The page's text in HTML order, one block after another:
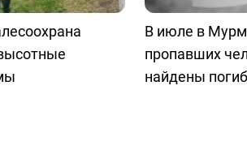
В июле в
пропавших
найдены